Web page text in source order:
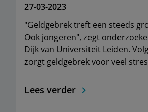
27-03-2023
"Geldgebrek treft een steeds
Ook jongeren", zegt
Dijk van Universiteit Leiden.
zorgt geldgebrek voor veel
Lees verder